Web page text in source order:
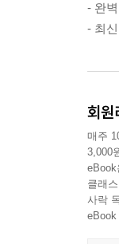
9) 서
10)
[특별
- 완
- 최
회원
매주
3,000
클래
사락